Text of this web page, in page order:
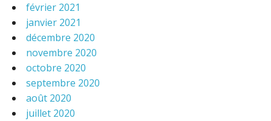
février 2021
janvier 2021
décembre 2020
novembre 2020
octobre 2020
septembre 2020
août 2020
juillet 2020